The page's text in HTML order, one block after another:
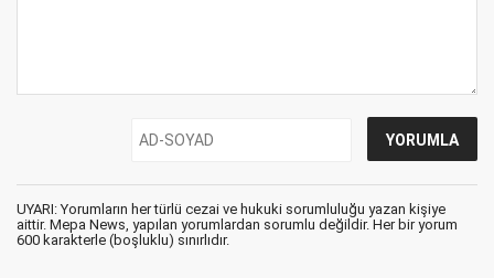
UYARI: Yorumların her türlü cezai ve hukuki sorumluluğu yazan kişiye
aittir. Mepa News, yapılan yorumlardan sorumlu değildir. Her bir yorum
600 karakterle (boşluklu) sınırlıdır.